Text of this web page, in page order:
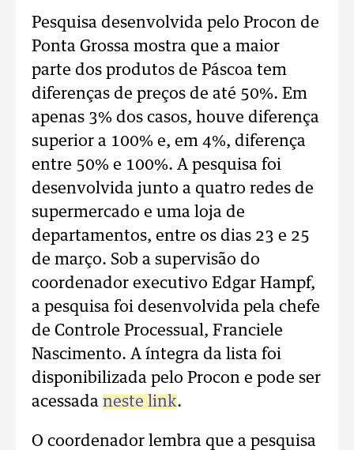
Pesquisa desenvolvida pelo Procon de
Ponta Grossa mostra que a maior
parte dos produtos de Páscoa tem
diferenças de preços de até 50%. Em
apenas 3% dos casos, houve diferença
superior a 100% e, em 4%, diferença
entre 50% e 100%. A pesquisa foi
desenvolvida junto a quatro redes de
supermercado e uma loja de
departamentos, entre os dias 23 e 25
de março. Sob a supervisão do
coordenador executivo Edgar Hampf,
a pesquisa foi desenvolvida pela chefe
de Controle Processual, Franciele
Nascimento. A íntegra da lista foi
disponibilizada pelo Procon e pode ser
acessada neste link.
O coordenador lembra que a pesquisa